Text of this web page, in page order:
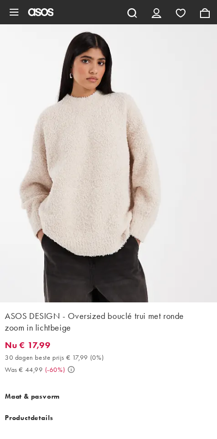
ASOS DESIGN - Oversized bouclé trui met ronde
zoom in lichtbeige
Nu € 17,99. 30 dagen beste prijs € 17,99 (0%). Was € 44,99. (-
Nu € 17,99
30 dagen beste prijs € 17,99 (0%)
Was € 44,99 (-60%)
Maat & pasvorm
Productdetails